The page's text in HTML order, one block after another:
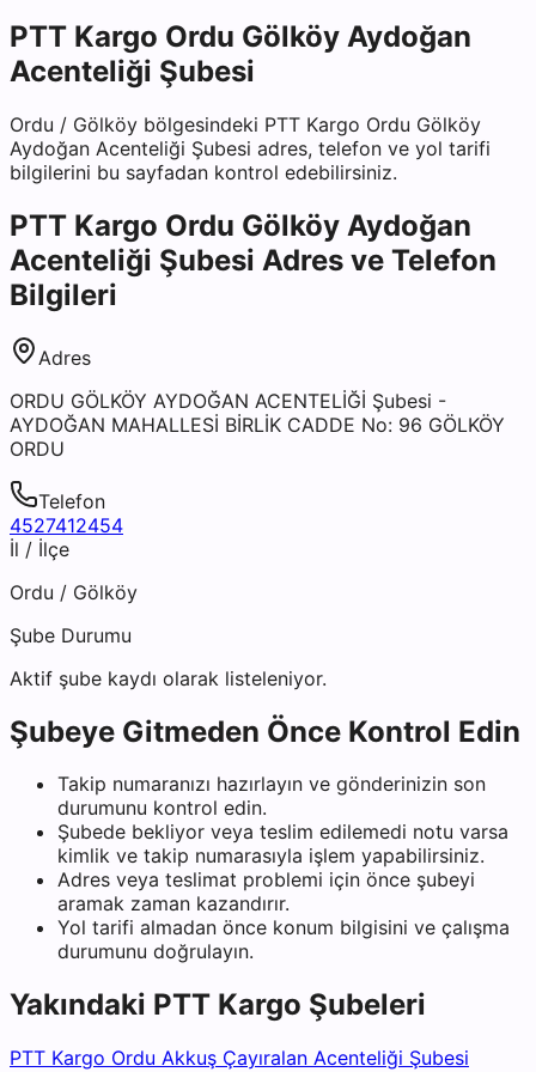
PTT Kargo Ordu Gölköy Aydoğan
Acenteliği Şubesi
Ordu / Gölköy bölgesindeki PTT Kargo Ordu Gölköy
Aydoğan Acenteliği Şubesi adres, telefon ve yol tarifi
bilgilerini bu sayfadan kontrol edebilirsiniz.
PTT Kargo Ordu Gölköy Aydoğan
Acenteliği Şubesi Adres ve Telefon
Bilgileri
Adres
ORDU GÖLKÖY AYDOĞAN ACENTELİĞİ Şubesi -
AYDOĞAN MAHALLESİ BİRLİK CADDE No: 96 GÖLKÖY
ORDU
Telefon
4527412454
İl / İlçe
Ordu / Gölköy
Şube Durumu
Aktif şube kaydı olarak listeleniyor.
Şubeye Gitmeden Önce Kontrol Edin
Takip numaranızı hazırlayın ve gönderinizin son
durumunu kontrol edin.
Şubede bekliyor veya teslim edilemedi notu varsa
kimlik ve takip numarasıyla işlem yapabilirsiniz.
Adres veya teslimat problemi için önce şubeyi
aramak zaman kazandırır.
Yol tarifi almadan önce konum bilgisini ve çalışma
durumunu doğrulayın.
Yakındaki PTT Kargo Şubeleri
PTT Kargo Ordu Akkuş Çayıralan Acenteliği Şubesi